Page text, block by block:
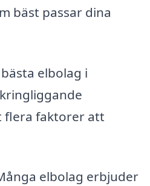
bäst passar dina
elbolag i
flera faktorer att
elbolag erbjuder